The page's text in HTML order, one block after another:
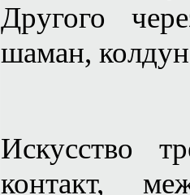
Другого
шаман,
Искусство
контакт,